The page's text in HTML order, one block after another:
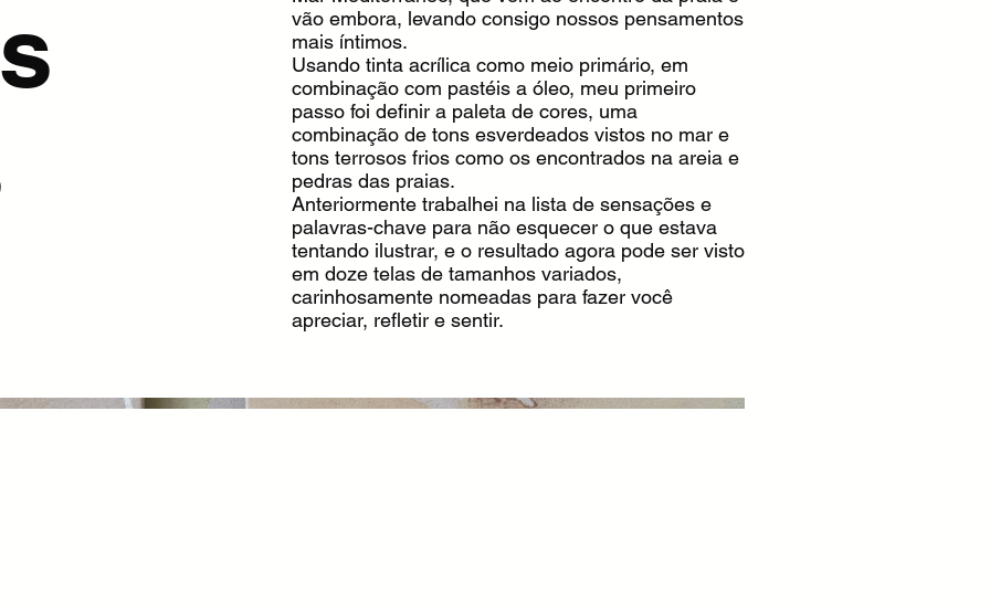
vão embora, levando consigo nossos pensamentos
mais íntimos.
Usando tinta acrílica como meio primário, em
combinação com pastéis a óleo, meu primeiro
passo foi definir a paleta de cores, uma
combinação de tons esverdeados vistos no mar e
tons terrosos frios como os encontrados na areia e
pedras das praias.
Anteriormente trabalhei na lista de sensações e
palavras-chave para não esquecer o que estava
tentando ilustrar, e o resultado agora pode ser visto
em doze telas de tamanhos variados,
carinhosamente nomeadas para fazer você
apreciar, refletir e sentir.